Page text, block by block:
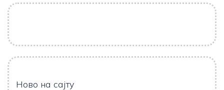
Ново на сајту